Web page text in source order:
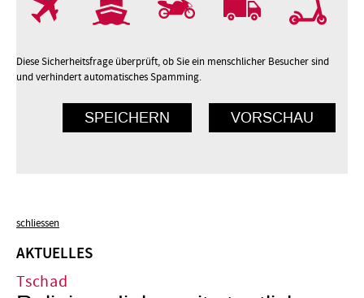
Diese Sicherheitsfrage überprüft, ob Sie ein menschlicher Besucher sind
und verhindert automatisches Spamming.
schliessen
AKTUELLES
Tschad